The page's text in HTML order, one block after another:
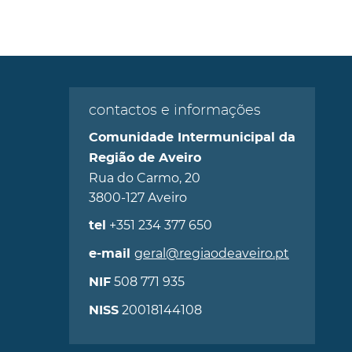
contactos e informações
Comunidade Intermunicipal da
Região de Aveiro
Rua do Carmo, 20
3800-127 Aveiro
tel +351 234 377 650
e-mail geral@regiaodeaveiro.pt
NIF508 771 935
NISS20018144108